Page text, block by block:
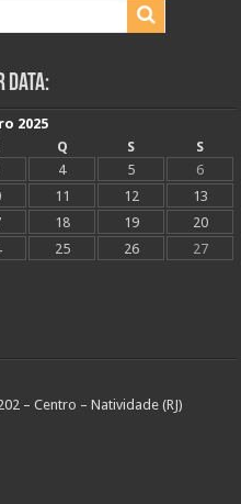
Data:
2025
Q S
S
4 5
6
11 12
13
18 19
20
25 26
27
– Centro – Natividade (RJ)